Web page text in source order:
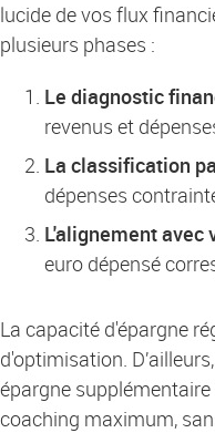
lucide de vos flux
plusieurs phases :
Le diagnostic
revenus et
La classification
dépenses
L'alignement avec
euro dépensé
La capacité d'épargne
d'optimisation.
épargne
coaching maximum,